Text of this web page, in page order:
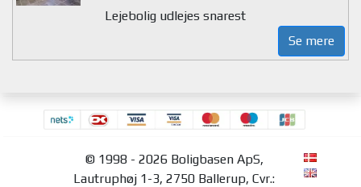
Lejebolig udlejes snarest
Se mere
© 1998 - 2026 Boligbasen ApS,
Lautruphøj 1-3, 2750 Ballerup, Cvr.: